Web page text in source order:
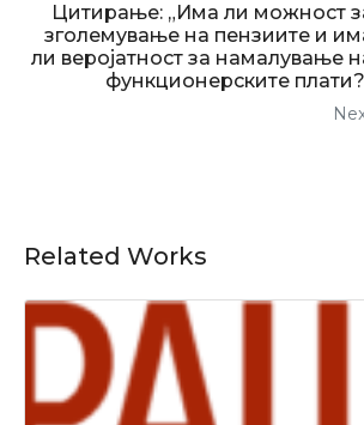
Цитирање: „Има ли можност
зголемување на пензиите и
ли веројатност за намалување
функционерските
Related Works